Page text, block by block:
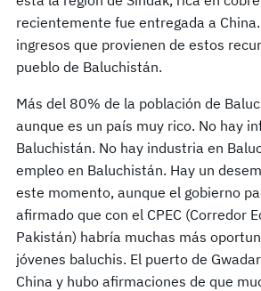
recientemente fue entregada a
ingresos que provienen de estos
pueblo de Baluchistán.
Más del 80% de la población de
aunque es un país muy rico. No hay
Baluchistán. No hay industria en
empleo en Baluchistán. Hay un
este momento, aunque el gobierno
afirmado que con el CPEC (Corredor
Pakistán) habría muchas más
jóvenes baluchis. El puerto de
China y hubo afirmaciones de que